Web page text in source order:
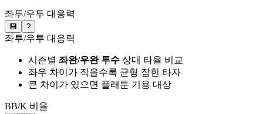
좌투/우투 대응력
💾 ?
좌투/우투 대응력
시즌별 좌완/우완 투수 상대 타율 비교
좌우 차이가 작을수록 균형 잡힌 타자
큰 차이가 있으면 플래툰 기용 대상
BB/K 비율